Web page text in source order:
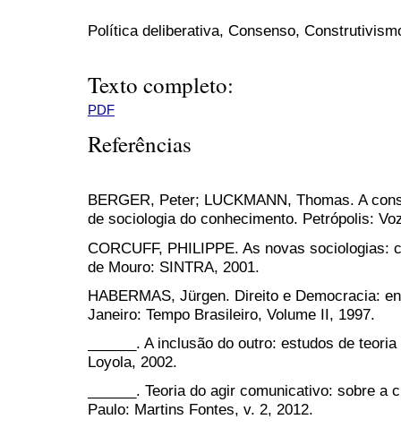
Política deliberativa, Consenso,
Texto completo:
PDF
Referências
BERGER, Peter; LUCKMANN, Thomas. A
de sociologia do conhecimento. Petrópolis:
CORCUFF, PHILIPPE. As novas sociologias:
de Mouro: SINTRA, 2001.
HABERMAS, Jürgen. Direito e Democracia:
Janeiro: Tempo Brasileiro, Volume II, 1997.
______. A inclusão do outro: estudos de
Loyola, 2002.
______. Teoria do agir comunicativo: sobre
Paulo: Martins Fontes, v. 2, 2012.